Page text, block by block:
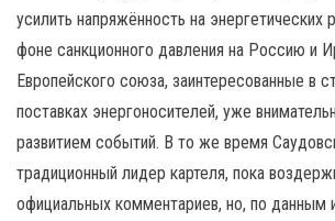
усилить напряжённость на энергетических
фоне санкционного давления на Россию и
Европейского союза, заинтересованные в
поставках энергоносителей, уже
развитием событий. В то же время
традиционный лидер картеля, пока
официальных комментариев, но, по данным